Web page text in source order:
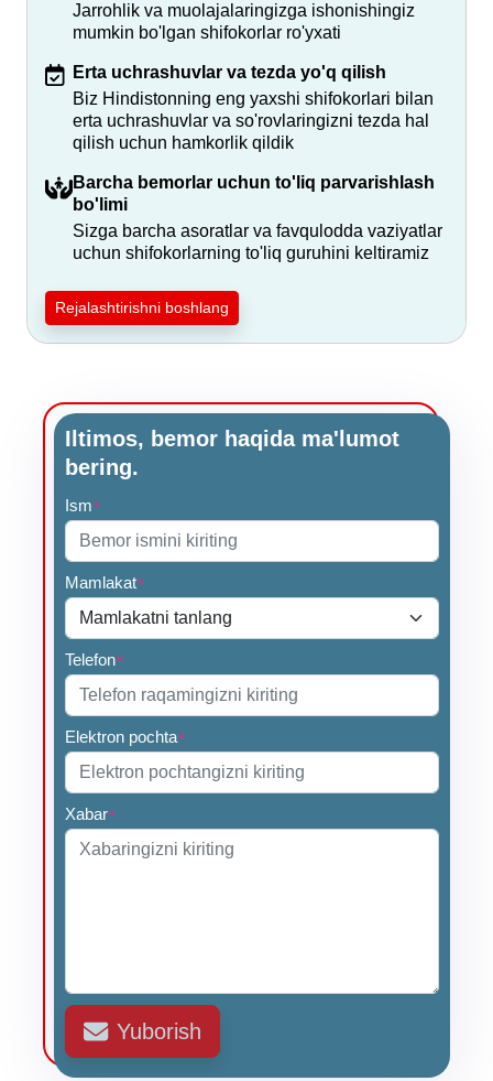
Jarrohlik va muolajalaringizga ishonishingiz
mumkin bo'lgan shifokorlar ro'yxati
Erta uchrashuvlar va tezda yo'q qilish
Biz Hindistonning eng yaxshi shifokorlari bilan
erta uchrashuvlar va so'rovlaringizni tezda hal
qilish uchun hamkorlik qildik
Barcha bemorlar uchun to'liq parvarishlash
bo'limi
Sizga barcha asoratlar va favqulodda vaziyatlar
uchun shifokorlarning to'liq guruhini keltiramiz
Rejalashtirishni boshlang
Iltimos, bemor haqida ma'lumot
bering.
Ism*
Mamlakat*
Telefon*
Elektron pochta*
Xabar*
Yuborish